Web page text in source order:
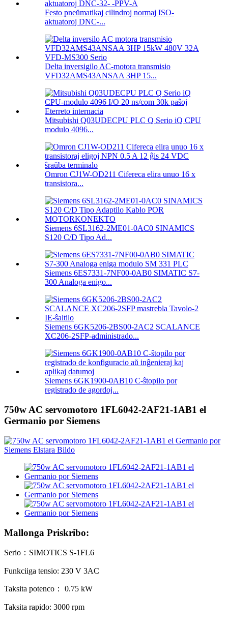
Festo pneŭmatikaj cilindroj normaj ISO-
aktuatoroj DNC-...
Delta inversigilo AC-motora transmisio
VFD32AMS43ANSAA 3HP 15...
Mitsubishi Q03UDECPU PLC Q Serio iQ CPU
modulo 4096...
Omron CJ1W-OD211 Cifereca elira unuo 16 x
transistora...
Siemens 6SL3162-2ME01-0AC0 SINAMICS
S120 C/D Tipo Ad...
Siemens 6ES7331-7NF00-0AB0 SIMATIC S7-
300 Analoga enigo...
Siemens 6GK5206-2BS00-2AC2 SCALANCE
XC206-2SFP-administrado...
Siemens 6GK1900-0AB10 C-ŝtopilo por
registrado de agordoj...
750w AC servomotoro 1FL6042-2AF21-1AB1 el
Germanio por Siemens
Mallonga Priskribo:
Serio：SIMOTICS S-1FL6
Funkciiga tensio: 230 V 3AC
Taksita potenco： 0.75 kW
Taksita rapido: 3000 rpm